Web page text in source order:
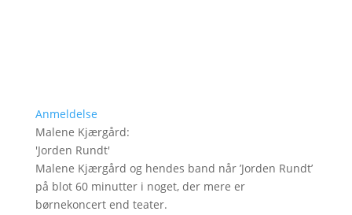
Anmeldelse
Malene Kjærgård:
'Jorden Rundt'
Malene Kjærgård og hendes band når ’Jorden Rundt’
på blot 60 minutter i noget, der mere er
børnekoncert end teater.